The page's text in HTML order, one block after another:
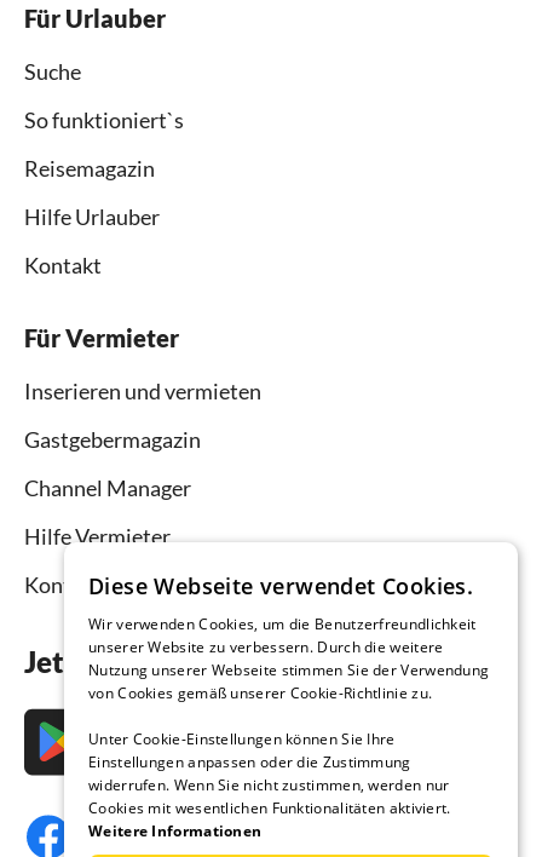
Für Urlauber
Suche
So funktioniert`s
Reisemagazin
Hilfe Urlauber
Kontakt
Für Vermieter
Inserieren und vermieten
Gastgebermagazin
Channel Manager
Hilfe Vermieter
Kontakt
Jetzt die App downloaden
Diese Webseite verwendet Cookies.
Wir verwenden Cookies, um die Benutzerfreundlichkeit
unserer Website zu verbessern. Durch die weitere
Nutzung unserer Webseite stimmen Sie der Verwendung
von Cookies gemäß unserer Cookie-Richtlinie zu.
Unter Cookie-Einstellungen können Sie Ihre
Einstellungen anpassen oder die Zustimmung
widerrufen. Wenn Sie nicht zustimmen, werden nur
Cookies mit wesentlichen Funktionalitäten aktiviert.
Weitere Informationen